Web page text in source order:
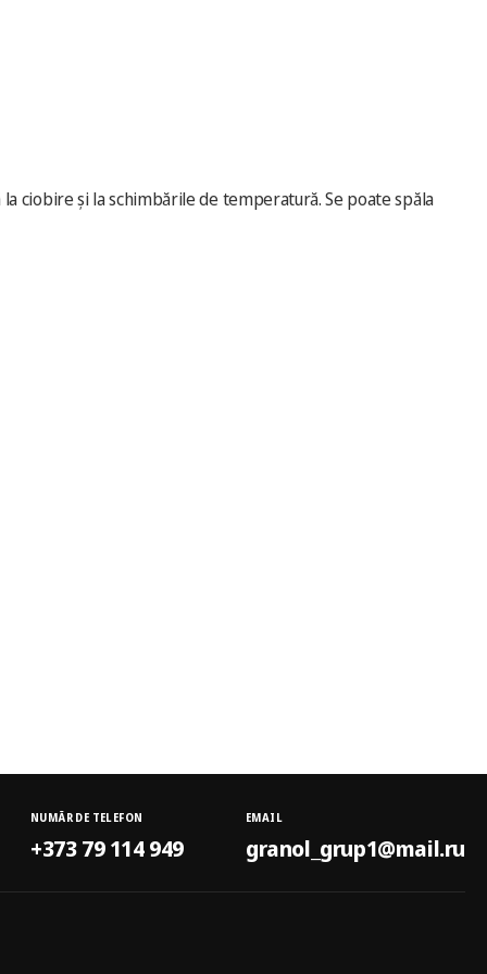
ciobire și la schimbările de temperatură. Se poate spăla
NUMĂR DE TELEFON
+373 79 114 949
EMAIL
granol_grup1@mail.ru